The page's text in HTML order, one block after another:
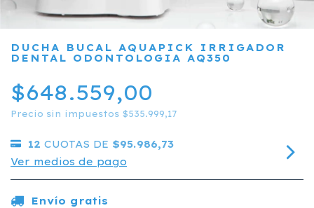
DUCHA BUCAL AQUAPICK IRRIGADOR
DENTAL ODONTOLOGIA AQ350
$648.559,00
Precio sin impuestos $535.999,17
12 CUOTAS DE $95.986,73
Ver medios de pago
Envío gratis